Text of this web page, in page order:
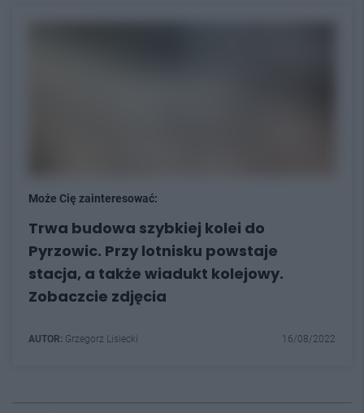
Może Cię zainteresować:
Trwa budowa szybkiej kolei do
Pyrzowic. Przy lotnisku powstaje
stacja, a także wiadukt kolejowy.
Zobaczcie zdjęcia
AUTOR: Grzegorz Lisiecki 16/08/2022